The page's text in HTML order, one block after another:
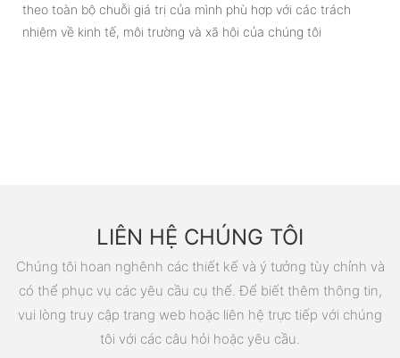
theo toàn bộ chuỗi giá trị của mình phù hợp với các trách
nhiệm về kinh tế, môi trường và xã hội của chúng tôi
LIÊN HỆ CHÚNG TÔI
Chúng tôi hoan nghênh các thiết kế và ý tưởng tùy chỉnh và
có thể phục vụ các yêu cầu cụ thể. Để biết thêm thông tin,
vui lòng truy cập trang web hoặc liên hệ trực tiếp với chúng
tôi với các câu hỏi hoặc yêu cầu.